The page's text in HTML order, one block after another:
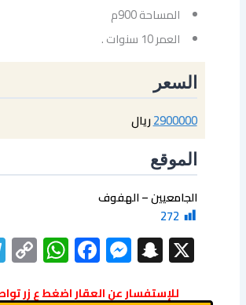
المساحة 900م
العمر 10 سنوات .
السعر
2900000ريال
الموقع
الجامعيين – الهفوف
272
X
Snapchat
للإستفسار عن العقار اضغط ع زر